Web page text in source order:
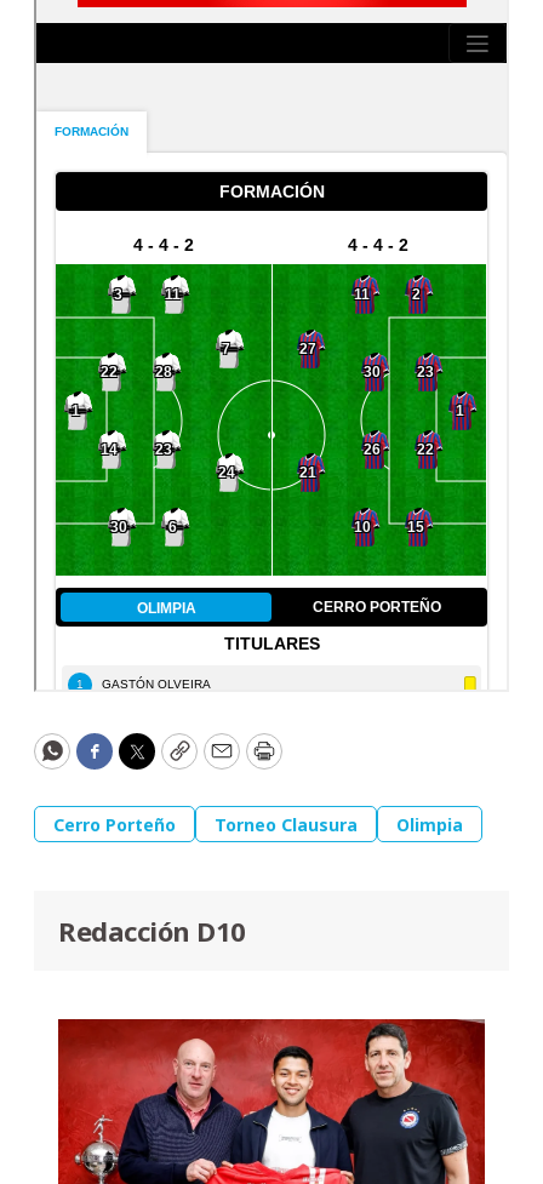
WhatsApp
Facebook
Twitter
CopyEmailPrint
Cerro Porteño Torneo Clausura Olimpia
Redacción D10